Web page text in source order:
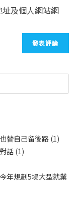
及個人網站網
替自己留後路 (1)
話 (1)
年規劃5場大型就業